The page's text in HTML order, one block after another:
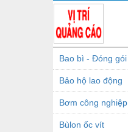
Bao bì - Đóng gói
Bảo hộ lao động
Bơm công nghiệp
Bùlon ốc vít